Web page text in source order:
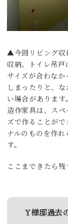
▲今回リビング収
収納、トイレ吊戸
サイズが合わなか
しまったりと、
い場合があります
造作家具は、スペ
ズで作ることがで
ナルのものを作れ
す。
ここまできたら
Y様邸過去